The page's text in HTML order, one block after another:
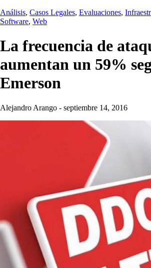
Análisis, Casos Legales, Evaluaciones,
Software, Web
La frecuencia de
aumentan un 59%
Emerson
Alejandro Arango - septiembre 14, 2016